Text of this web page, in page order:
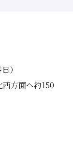
）
西方面へ約150